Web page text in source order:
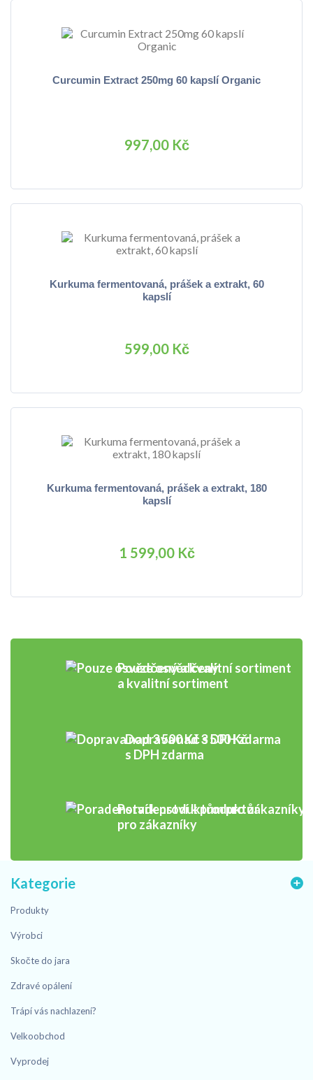
Curcumin Extract 250mg 60 kapslí Organic
997,00 Kč
Kurkuma fermentovaná, prášek a extrakt, 60
kapslí
599,00 Kč
Kurkuma fermentovaná, prášek a extrakt, 180
kapslí
1 599,00 Kč
Pouze osvědčený
a kvalitní sortiment
Doprava nad 3 500 Kč
s DPH zdarma
Poradenství k produktům
pro zákazníky
Kategorie
Produkty
Výrobci
Skočte do jara
Zdravé opálení
Trápí vás nachlazení?
Velkoobchod
Vyprodej